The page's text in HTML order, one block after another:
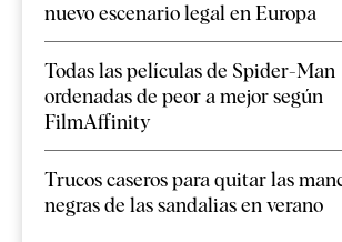
nuevo escenario legal en Europa
Todas las películas de Spider-Man
ordenadas de peor a mejor según
FilmAffinity
Trucos caseros para quitar las
negras de las sandalias en verano